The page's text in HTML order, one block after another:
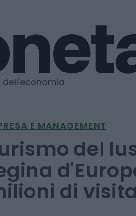
dell'economia
E MANAGEMENT
del